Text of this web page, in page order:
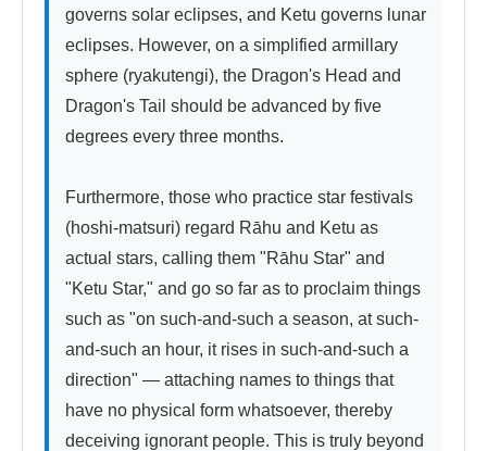
governs solar eclipses, and Ketu governs lunar
eclipses. However, on a simplified armillary
sphere (ryakutengi), the Dragon's Head and
Dragon's Tail should be advanced by five
degrees every three months.
Furthermore, those who practice star festivals
(hoshi-matsuri) regard Rāhu and Ketu as
actual stars, calling them "Rāhu Star" and
"Ketu Star," and go so far as to proclaim things
such as "on such-and-such a season, at such-
and-such an hour, it rises in such-and-such a
direction" — attaching names to things that
have no physical form whatsoever, thereby
deceiving ignorant people. This is truly beyond